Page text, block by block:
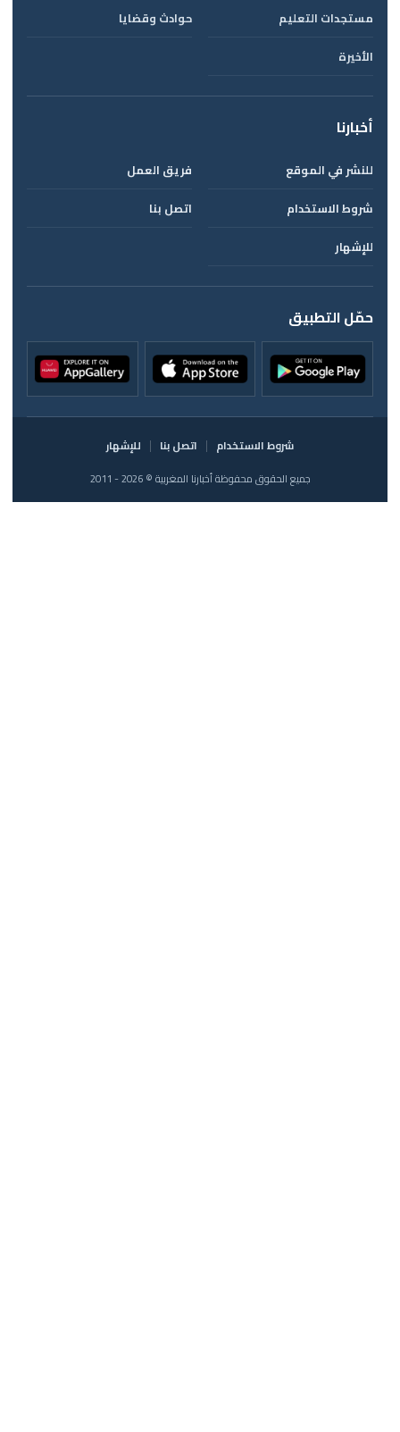
مستجدات التعليم
حوادث وقضايا
الأخيرة
أخبارنا
للنشر في الموقع
فريق العمل
شروط الاستخدام
اتصل بنا
للإشهار
حمّل التطبيق
شروط الاستخدام اتصل بنا
للإشهار
جميع الحقوق محفوظة أخبارنا المغربية © 2026 - 2011